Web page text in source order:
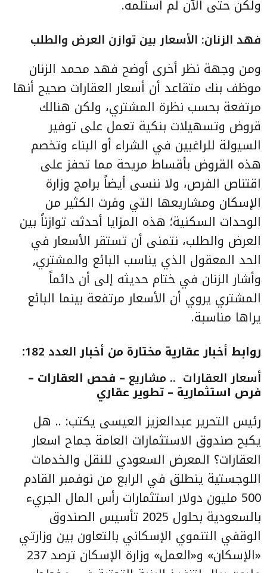
ولكن حتى الآن لم استلمه.
فهد الزنان: الأسعار بين توازن العرض والطلب
ومن وجهة نظر أخرى أوضح فهد محمد الزنان
موظف بنك متقاعد أن أسعار العقارات صحيح أنها
مرتفعة بحسب نظرة المشتري، ولكن هنالك
قروض وتسهيلات بنكية تعمل على توفير
السيولة للراغبين في الشراء أو البناء وتخصم
هذه القروض بأقساط مريحة مما تحفز على
اقتناص الفرص، ولا ننسى أيضاً برامج وزارة
الإسكان ومشاريعها التي وفرت الكثير من
الوحدات السكنية؛ هذه المزايا أحدثت توازناً بين
العرض والطلب، نتمنى أن تستقر الأسعار في
الحد المعقول الذي يناسب البائع والمشتري,
وأشار الزنان في ختام حديثه إلى أن دائماً
المشتري يروي أن الأسعار مرتفعة بينما البائع
يراها مناسبة.
روابط أخبار عقارية مختارة من أخبارالعدد 182
:
أسعار العقارات .. مشاريع– فحص العقارات –
فرص استثمارية – تطوير عقاري
رئيس التحرير عبدالعزيز العيسى يكتب: .. هل
يكبح صندوق الاستثمارات العامة جماح اسعار
العقارات؟ المعرض السعودي للنقل والخدمات
اللوجستية ينطلق في الرابع من نوفمبر القادم
500 مليون دولار استثمارات رأس المال الجريء
بالسعودية بحلول 2025
تأسيس الصندوق
الوقفي التنموي الإسكاني بالتعاون بين وزارتي
«الإسكان» و«العمل»
وزارة الإسكان ترصد 237